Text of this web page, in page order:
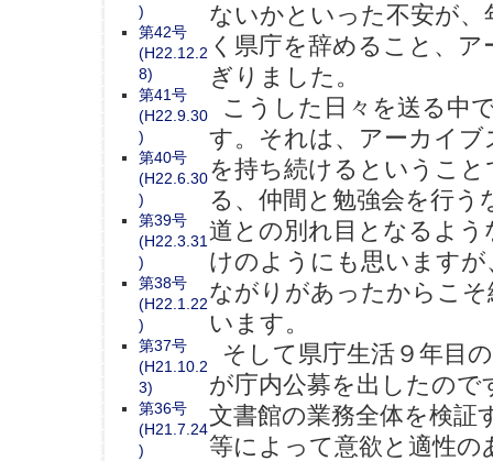
ないかといった不安が
く県庁を辞めること、
ぎりました。
こうした日々を送る中
す。それは、アーカイ
を持ち続けるというこ
る、仲間と勉強会を行
道との別れ目となるよ
けのようにも思います
ながりがあったからこ
います。
そして県庁生活９年目
が庁内公募を出したので
文書館の業務全体を検証
等によって意欲と適性
)
第42号
(H22.12.2
8)
第41号
(H22.9.30
)
第40号
(H22.6.30
)
第39号
(H22.3.31
)
第38号
(H22.1.22
)
第37号
(H21.10.2
3)
第36号
(H21.7.24
)